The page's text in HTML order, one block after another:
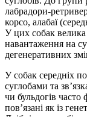
лабрадори-
корсо, алабаї
У цих собак велика
навантаження на
дегенеративних
У собак середніх
суглобами та
чи бульдогів
пов’язані як із